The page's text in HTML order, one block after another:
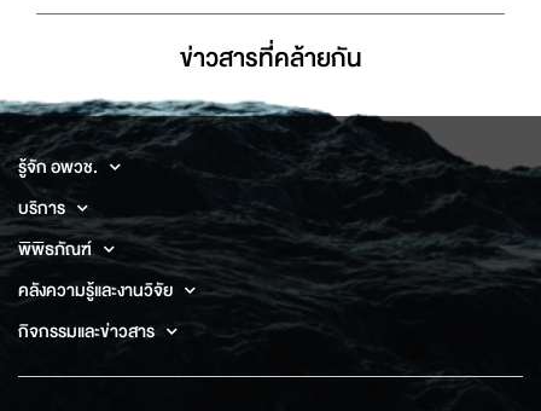
ข่าวสารที่่คล้ายกัน
รู้จัก อพวช.
บริการ
พิพิธภัณฑ์
คลังความรู้และงานวิจัย
กิจกรรมและข่าวสาร